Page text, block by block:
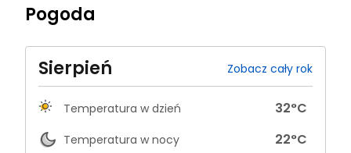
Pogoda
Sierpień Zobacz cały rok
Temperatura w dzień 32°C
Temperatura w nocy 22°C